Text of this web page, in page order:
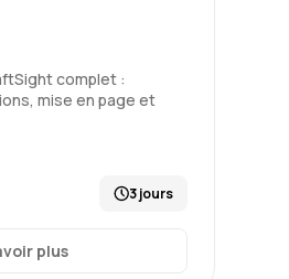
complet :
mise en page et
3 jours
plus